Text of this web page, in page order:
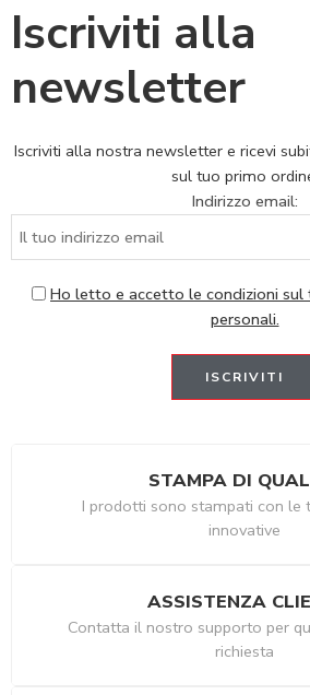
Iscriviti alla
newsletter
Iscriviti alla nostra newsletter e ricevi
sul tuo primo
Indirizzo email:
Ho letto e accetto le condizioni
personali.
STAMPA DI
I prodotti sono stampati con le
innovative
ASSISTENZA
Contatta il nostro supporto per
richiesta